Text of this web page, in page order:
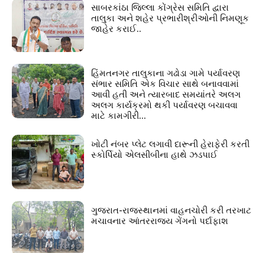
સાબરકાંઠા જિલ્લા કોંગ્રેસ સમિતિ દ્વારા
તાલુકા અને શહેર પ્રભારીશ્રીઓની નિમણૂક
જાહેર કરાઈ..
હિંમતનગર તાલુકાના ગઢોડા ગામે પર્યાવરણ
સંભાર સમિતિ એક વિચાર સાથે બનાવવામાં
આવી હતી અને ત્યારબાદ સમયાંતરે અલગ
અલગ કાર્યક્રમો થકી પર્યાવરણ બચાવવા
માટે કામગીરી...
ખોટી નંબર પ્લેટ લગાવી દારૂની હેરાફેરી કરતી
સ્કોર્પિયો એલસીબીના હાથે ઝડપાઈ
ગુજરાત-રાજસ્થાનમાં વાહનચોરી કરી તરખાટ
મચાવનાર આંતરરાજ્ય ગેંગનો પર્દાફાશ